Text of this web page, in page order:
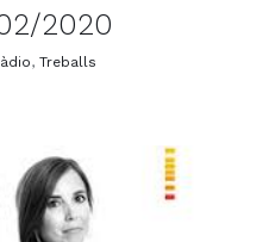
2020
, Treballs